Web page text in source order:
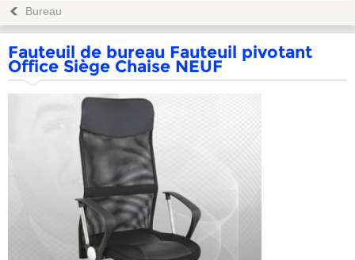
Bureau
Fauteuil de bureau Fauteuil pivotant
Office Siège Chaise NEUF